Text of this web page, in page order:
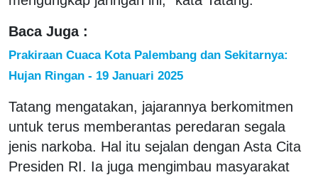
Baca Juga :
Prakiraan Cuaca Kota Palembang dan Sekitarnya:
Hujan Ringan - 19 Januari 2025
Tatang mengatakan, jajarannya berkomitmen
untuk terus memberantas peredaran segala
jenis narkoba. Hal itu sejalan dengan Asta Cita
Presiden RI. Ia juga mengimbau masyarakat